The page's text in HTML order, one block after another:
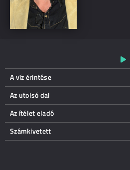
A víz érintése
Az utolsó dal
Az ítélet eladó
Számkivetett